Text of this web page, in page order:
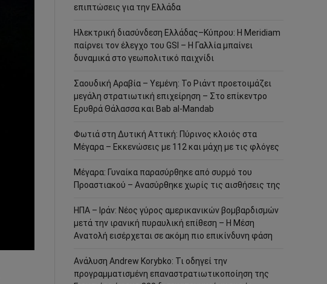
επιπτώσεις για την Ελλάδα
Ηλεκτρική διασύνδεση Ελλάδας–Κύπρου: Η Meridiam
παίρνει τον έλεγχο του GSI – Η Γαλλία μπαίνει
δυναμικά στο γεωπολιτικό παιχνίδι
Σαουδική Αραβία – Υεμένη: Το Ριάντ προετοιμάζει
μεγάλη στρατιωτική επιχείρηση – Στο επίκεντρο
Ερυθρά Θάλασσα και Bab al-Mandab
Φωτιά στη Δυτική Αττική: Πύρινος κλοιός στα
Μέγαρα – Εκκενώσεις με 112 και μάχη με τις φλόγες
Μέγαρα: Γυναίκα παρασύρθηκε από συρμό του
Προαστιακού – Ανασύρθηκε χωρίς τις αισθήσεις της
ΗΠΑ – Ιράν: Νέος γύρος αμερικανικών βομβαρδισμών
μετά την ιρανική πυραυλική επίθεση – Η Μέση
Ανατολή εισέρχεται σε ακόμη πιο επικίνδυνη φάση
Ανάλυση Andrew Korybko: Τι οδηγεί την
προγραμματισμένη επαναστρατιωτικοποίηση της